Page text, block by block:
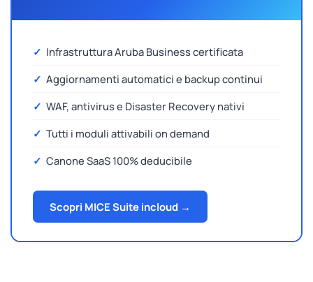
✓ Infrastruttura Aruba Business certificata
✓ Aggiornamenti automatici e backup continui
✓ WAF, antivirus e Disaster Recovery nativi
✓ Tutti i moduli attivabili on demand
✓ Canone SaaS 100% deducibile
Scopri MICE Suite incloud →